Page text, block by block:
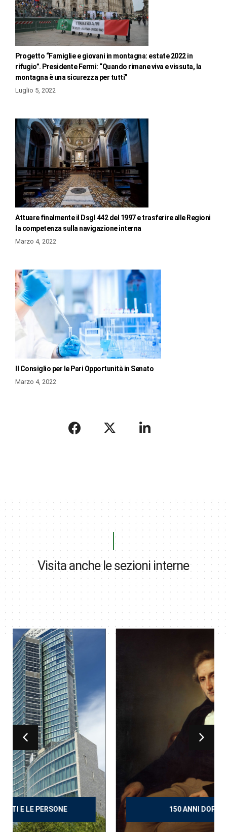
Progetto “Famiglie e giovani in montagna: estate 2022 in
rifugio”. Presidente Fermi: “Quando rimane viva e vissuta, la
montagna è una sicurezza per tutti”
Luglio 5, 2022
Attuare finalmente il Dsgl 442 del 1997 e trasferire alle Regioni
la competenza sulla navigazione interna
Marzo 4, 2022
Il Consiglio per le Pari Opportunità in Senato
Marzo 4, 2022
Visita anche le sezioni interne
150 ANNI DOPO MANZONI